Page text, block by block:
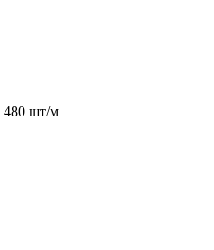
480 шт/м